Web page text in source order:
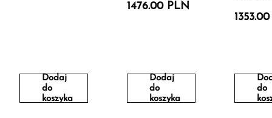
Dodaj
do
koszyka
1476.00 PLN
Dodaj
do
koszyka
do